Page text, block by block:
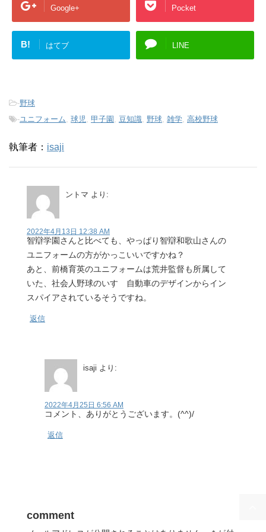
Google+ Pocket
B! はてブ LINE
-野球
-ユニフォーム, 球児, 甲子園 , 豆知識, 野球, 雑学, 高校野球
執筆者： isaji
ントマ より:
2022年4月13日 12:38 AM
智辯学園さんと比べても、やっぱり智辯和歌山さんの
ユニフォームの方がかっこいいですかね？
あと、前橋育英のユニフォームは荒井監督も所属して
いた、社会人野球のいすゞ自動車のデザインからイン
スパイアされているそうですね。
返信
isaji より:
2022年4月25日 6:56 AM
コメント、ありがとうございます。(^^)/
返信
comment